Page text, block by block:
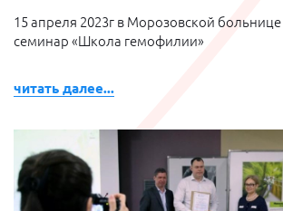
15 апреля 2023г в Морозовской больнице
семинар «Школа гемофилии»
читать далее...